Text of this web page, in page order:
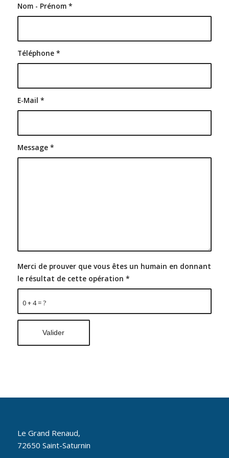
Nom - Prénom *
Téléphone *
E-Mail *
Message *
0 + 4 = ?
Merci de prouver que vous êtes un humain en donnant
le résultat de cette opération *
Le Grand Renaud,
72650 Saint-Saturnin